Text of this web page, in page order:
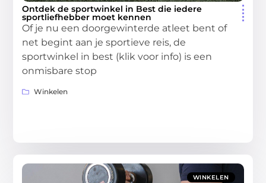
Ontdek de sportwinkel in Best die iedere
sportliefhebber moet kennen
Of je nu een doorgewinterde atleet bent of
net begint aan je sportieve reis, de
sportwinkel in best (klik voor info) is een
onmisbare stop
Winkelen
WINKELEN